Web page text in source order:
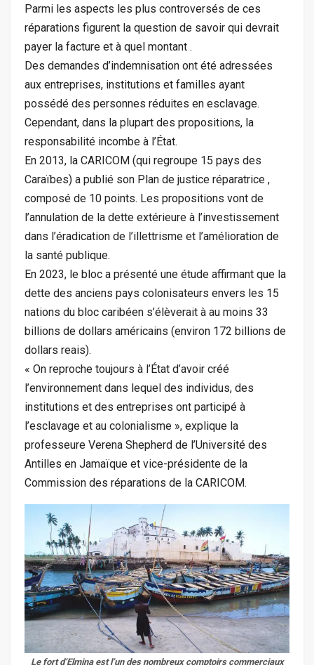
Parmi les aspects les plus controversés de ces
réparations figurent la question de savoir qui devrait
payer la facture et à quel montant .
Des demandes d’indemnisation ont été adressées
aux entreprises, institutions et familles ayant
possédé des personnes réduites en esclavage.
Cependant, dans la plupart des propositions, la
responsabilité incombe à l’État.
En 2013, la CARICOM (qui regroupe 15 pays des
Caraïbes) a publié son Plan de justice réparatrice ,
composé de 10 points. Les propositions vont de
l’annulation de la dette extérieure à l’investissement
dans l’éradication de l’illettrisme et l’amélioration de
la santé publique.
En 2023, le bloc a présenté une étude affirmant que la
dette des anciens pays colonisateurs envers les 15
nations du bloc caribéen s’élèverait à au moins 33
billions de dollars américains (environ 172 billions de
dollars reais).
« On reproche toujours à l’État d’avoir créé
l’environnement dans lequel des individus, des
institutions et des entreprises ont participé à
l’esclavage et au colonialisme », explique la
professeure Verena Shepherd de l’Université des
Antilles en Jamaïque et vice-présidente de la
Commission des réparations de la CARICOM.
Le fort d’Elmina est l’un des nombreux comptoirs commerciaux